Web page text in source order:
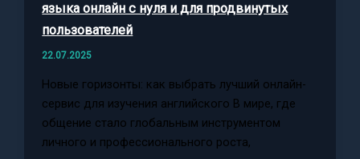
языка онлайн с нуля и для продвинутых
пользователей
22.07.2025
Новые горизонты: как выбрать лучший онлайн-
сервис для изучения английского В мире, где
общение стало глобальным инструментом
личного и профессионального роста,